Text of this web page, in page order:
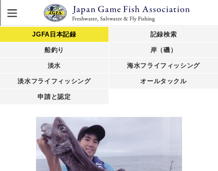
JGFA日本記録 記録検索
船釣り 岸（磯）
淡水 海水フライフィッシング
淡水フライフィッシング オールタックル
申請と認定